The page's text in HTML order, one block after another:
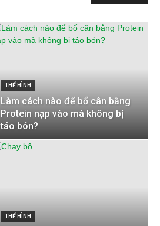
THỂ HÌNH
Làm cách nào để bổ cân bằng
Protein nạp vào mà không bị
táo bón?
THỂ HÌNH